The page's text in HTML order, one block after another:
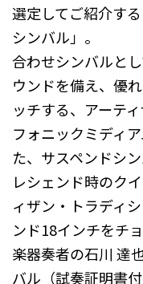
選定してご紹介す
シンバル」。
合わせシンバルと
ウンドを備え、優
ッチする、アーテ
フォニックミディ
た、サスペンドシ
レシェンド時のク
ィザン・トラディ
ンド18インチをチ
楽器奏者の石川 達
バル（試奏証明書